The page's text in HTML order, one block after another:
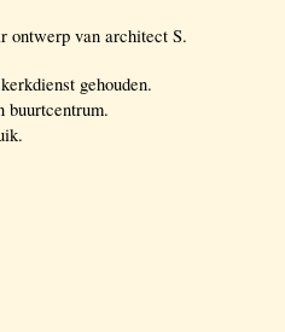
ontwerp van architect S.
gehouden.
buurtcentrum.